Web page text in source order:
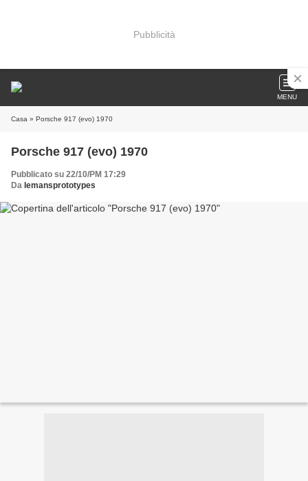
Pubblicità
MENU
Casa » Porsche 917 (evo) 1970
Porsche 917 (evo) 1970
Pubblicato su 22/10/PM 17:29
Da lemansprototypes